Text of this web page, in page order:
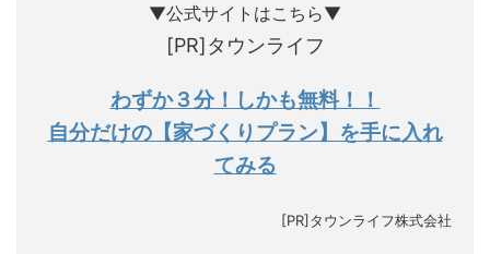
▼公式サイトはこちら▼
[PR]タウンライフ
わずか３分！しかも無料！！
自分だけの【家づくりプラン】を手に入れ
てみる
[PR]タウンライフ株式会社